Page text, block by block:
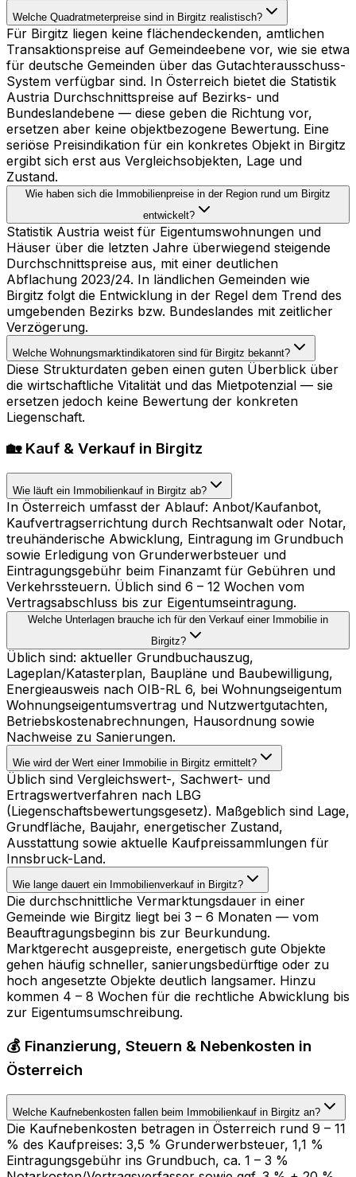
Welche Quadratmeterpreise sind in Birgitz realistisch?
Für Birgitz liegen keine flächendeckenden, amtlichen
Transaktionspreise auf Gemeindeebene vor, wie sie etwa
für deutsche Gemeinden über das Gutachterausschuss-
System verfügbar sind. In Österreich bietet die Statistik
Austria Durchschnittspreise auf Bezirks- und
Bundeslandebene — diese geben die Richtung vor,
ersetzen aber keine objektbezogene Bewertung. Eine
seriöse Preisindikation für ein konkretes Objekt in Birgitz
ergibt sich erst aus Vergleichsobjekten, Lage und
Zustand.
Wie haben sich die Immobilienpreise in der Region rund um Birgitz
entwickelt?
Statistik Austria weist für Eigentumswohnungen und
Häuser über die letzten Jahre überwiegend steigende
Durchschnittspreise aus, mit einer deutlichen
Abflachung 2023/24. In ländlichen Gemeinden wie
Birgitz folgt die Entwicklung in der Regel dem Trend des
umgebenden Bezirks bzw. Bundeslandes mit zeitlicher
Verzögerung.
Welche Wohnungsmarktindikatoren sind für Birgitz bekannt?
Diese Strukturdaten geben einen guten Überblick über
die wirtschaftliche Vitalität und das Mietpotenzial — sie
ersetzen jedoch keine Bewertung der konkreten
Liegenschaft.
🏡 Kauf & Verkauf in Birgitz
Wie läuft ein Immobilienkauf in Birgitz ab?
In Österreich umfasst der Ablauf: Anbot/Kaufanbot,
Kaufvertragserrichtung durch Rechtsanwalt oder Notar,
treuhänderische Abwicklung, Eintragung im Grundbuch
sowie Erledigung von Grunderwerbsteuer und
Eintragungsgebühr beim Finanzamt für Gebühren und
Verkehrssteuern. Üblich sind 6 – 12 Wochen vom
Vertragsabschluss bis zur Eigentumseintragung.
Welche Unterlagen brauche ich für den Verkauf einer Immobilie in
Birgitz?
Üblich sind: aktueller Grundbuchauszug,
Lageplan/Katasterplan, Baupläne und Baubewilligung,
Energieausweis nach OIB-RL 6, bei Wohnungseigentum
Wohnungseigentumsvertrag und Nutzwertgutachten,
Betriebskostenabrechnungen, Hausordnung sowie
Nachweise zu Sanierungen.
Wie wird der Wert einer Immobilie in Birgitz ermittelt?
Üblich sind Vergleichswert-, Sachwert- und
Ertragswertverfahren nach LBG
(Liegenschaftsbewertungsgesetz). Maßgeblich sind Lage,
Grundfläche, Baujahr, energetischer Zustand,
Ausstattung sowie aktuelle Kaufpreissammlungen für
Innsbruck-Land.
Wie lange dauert ein Immobilienverkauf in Birgitz?
Die durchschnittliche Vermarktungsdauer in einer
Gemeinde wie Birgitz liegt bei 3 – 6 Monaten — vom
Beauftragungsbeginn bis zur Beurkundung.
Marktgerecht ausgepreiste, energetisch gute Objekte
gehen häufig schneller, sanierungsbedürftige oder zu
hoch angesetzte Objekte deutlich langsamer. Hinzu
kommen 4 – 8 Wochen für die rechtliche Abwicklung bis
zur Eigentumsumschreibung.
💰 Finanzierung, Steuern & Nebenkosten in
Österreich
Welche Kaufnebenkosten fallen beim Immobilienkauf in Birgitz an?
Die Kaufnebenkosten betragen in Österreich rund 9 – 11
% des Kaufpreises: 3,5 % Grunderwerbsteuer, 1,1 %
Eintragungsgebühr ins Grundbuch, ca. 1 – 3 %